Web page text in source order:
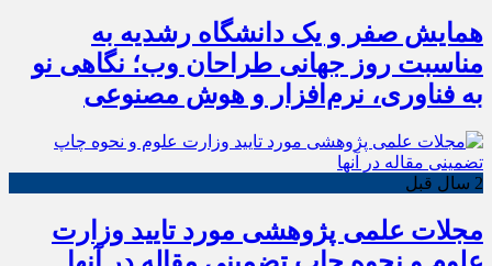
همایش صفر و یک دانشگاه رشدیه به
مناسبت روز جهانی طراحان وب؛ نگاهی نو
به فناوری، نرم‌افزار و هوش مصنوعی
2 سال قبل
مجلات علمی پژوهشی مورد تایید وزارت